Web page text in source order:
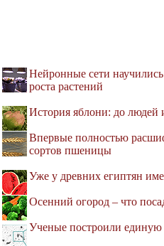
Нейронные сети
роста растений
История яблони: до людей
Впервые полностью
сортов пшеницы
Уже у древних египтян
Осенний огород – что
Ученые построили